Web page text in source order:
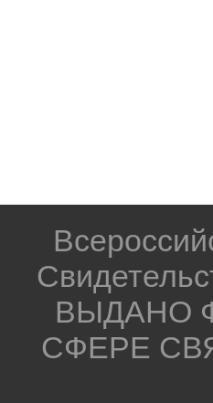
ВЫДАНО
СФЕРЕ